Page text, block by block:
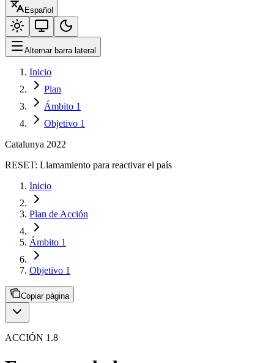
Español
Alternar barra lateral
Inicio
Plan
Ámbito 1
Objetivo 1
Catalunya 2022
RESET: Llamamiento para reactivar el país
Inicio
Plan de Acción
Ámbito 1
Objetivo 1
Copiar página
ACCIÓN 1.8